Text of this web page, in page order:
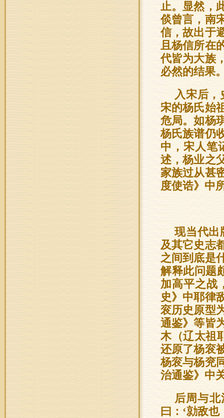
止。显然，
倓曾言，南
信，故出于
且杨信所在
代皆为大族
必然的结果
入宋后，
宋的杨氏始
危局。如杨
杨氏族谱仍
中，宋人笔
述，杨业之
家族过从甚
度使诰》中
现当代出
及其它史志
之间到底是
解释此问题
加高平之战
史》中耶律
衮历史原型
通鉴》等皆
木（辽太祖
还原了杨衮
杨衮与杨兖
治通鉴》中
后周与
曰：‘勍敌